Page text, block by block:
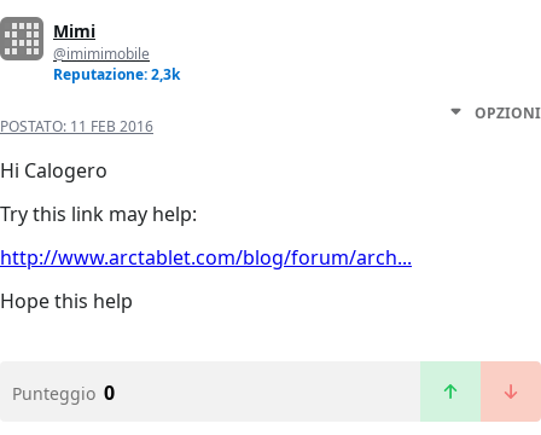
Mimi
@imimimobile
Reputazione: 2,3k
POSTATO: 11 FEB 2016
OPZIONI
Hi Calogero
Try this link may help:
http://www.arctablet.com/blog/forum/arch...
Hope this help
Punteggio 0